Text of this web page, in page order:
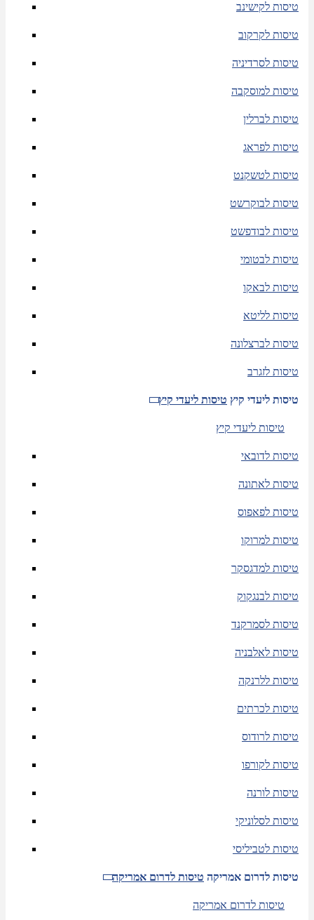
טיסות לקישינב
טיסות לקרקוב
טיסות לסרדיניה
טיסות למוסקבה
טיסות לברלין
טיסות לפראג
טיסות לטשקנט
טיסות לבוקרשט
טיסות לבודפשט
טיסות לבטומי
טיסות לבאקו
טיסות לליטא
טיסות לברצלונה
טיסות לזגרב
טיסות ליעדי קיץ טיסות ליעדי קיץ
טיסות ליעדי קיץ
טיסות לדובאי
טיסות לאתונה
טיסות לפאפוס
טיסות למרוקו
טיסות למדגסקר
טיסות לבנגקוק
טיסות לסמרקנד
טיסות לאלבניה
טיסות ללרנקה
טיסות לכרתים
טיסות לרודוס
טיסות לקורפו
טיסות לורנה
טיסות לסלוניקי
טיסות לטביליסי
טיסות לדרום אמריקה טיסות לדרום אמריקה
טיסות לדרום אמריקה